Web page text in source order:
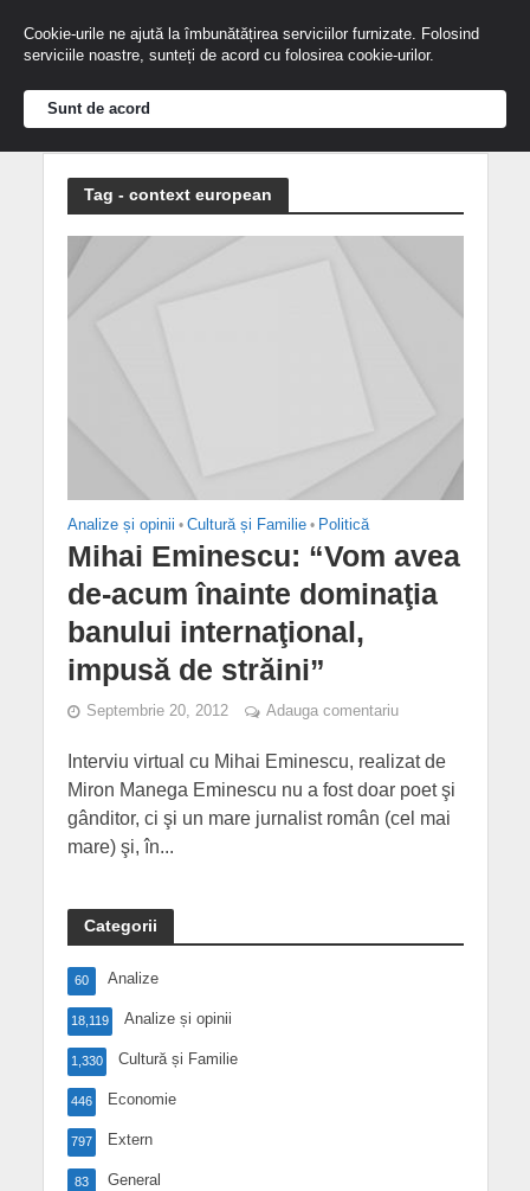
Tag - context european
Analize și opinii • Cultură și Familie • Politică
Mihai Eminescu: “Vom avea
de-acum înainte dominaţia
banului internaţional,
impusă de străini”
Septembrie 20, 2012 Adauga comentariu
Interviu virtual cu Mihai Eminescu, realizat de
Miron Manega Eminescu nu a fost doar poet şi
gânditor, ci şi un mare jurnalist român (cel mai
mare) şi, în...
Categorii
Analize
60
Analize și opinii
18,119
Cultură și Familie
1,330
Economie
446
Extern
797
General
83
Cookie-urile ne ajută la îmbunătățirea serviciilor furnizate. Folosind
serviciile noastre, sunteți de acord cu folosirea cookie-urilor.
Sunt de acord